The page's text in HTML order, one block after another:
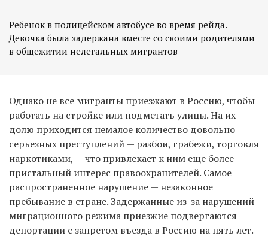
Ребенок в полицейском автобусе во время рейда.
Девочка была задержана вместе со своими родителями
в общежитии нелегальных мигрантов
Однако не все мигранты приезжают в Россию, чтобы
работать на стройке или подметать улицы. На их
долю приходится немалое количество довольно
серьезных преступлений — разбои, грабежи, торговля
наркотиками, — что привлекает к ним еще более
пристальный интерес правоохранителей. Самое
распространенное нарушение — незаконное
пребывание в стране. Задержанные из-за нарушений
миграционного режима приезжие подвергаются
депортации с запретом въезда в Россию на пять лет.